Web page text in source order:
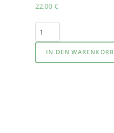
22,00 €
IN DEN WARENKORB